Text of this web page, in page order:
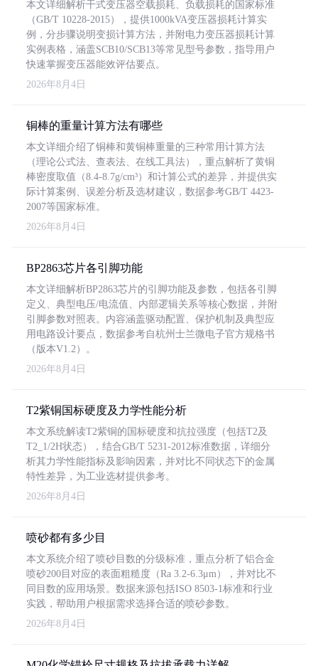
本文详细解析干式变压器空载损耗、负载损耗的国家标准
（GB/T 10228-2015），提供1000kVA变压器损耗计算实
例，分步骤说明变损计算方法，并附电力变压器损耗计算
实例表格，涵盖SCB10/SCB13等常见型号参数，指导用户
快速掌握变压器能效评估要点。
2026年8月4日
铜棒的重量计算方法有哪些
本文详细介绍了铜棒和黄铜棒重量的三种常用计算方法
（理论公式法、查表法、在线工具法），重点解析了黄铜
棒密度取值（8.4-8.7g/cm³）和计算公式的差异，并提供实
际计算案例、误差分析及选材建议，数据参考GB/T 4423-
2007等国家标准。
2026年8月4日
BP2863芯片各引脚功能
本文详细解析BP2863芯片的引脚功能及参数，包括各引脚
定义、典型电压/电流值、内部逻辑关系等核心数据，并附
引脚参数对照表。内容涵盖驱动配置、保护机制及典型应
用电路设计要点，数据参考自杭州士兰微电子官方规格书
（版本V1.2）。
2026年8月4日
T2紫铜国标硬度及力学性能分析
本文系统解读T2紫铜的国标硬度和抗拉强度（包括T2及
T2_1/2H状态），结合GB/T 5231-2012标准数据，详细分
析其力学性能指标及影响因素，并对比不同状态下的金属
特性差异，为工业选材提供参考。
2026年8月4日
喷砂都有多少目
本文系统介绍了喷砂目数的分级标准，重点分析了铝合金
喷砂200目对应的表面粗糙度（Ra 3.2-6.3μm），并对比不
同目数的应用场景。数据来源包括ISO 8503-1标准和行业
实践，帮助用户根据需求选择合适的喷砂参数。
2026年8月4日